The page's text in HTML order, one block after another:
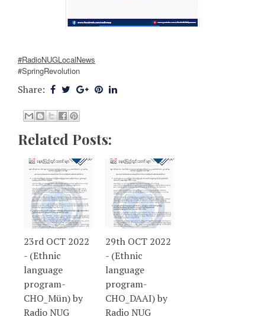
#RadioNUGLocalNews
#SpringRevolution
Share:
Related Posts:
23rd OCT 2022
- (Ethnic
language
program-
CHO_Mün) by
Radio NUG
29th OCT 2022
- (Ethnic
language
program-
CHO_DAAI) by
Radio NUG